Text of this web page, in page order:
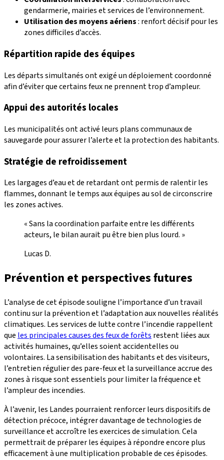
gendarmerie, mairies et services de l’environnement.
Utilisation des moyens aériens: renfort décisif pour les
zones difficiles d’accès.
Répartition rapide des équipes
Les départs simultanés ont exigé un déploiement coordonné
afin d’éviter que certains feux ne prennent trop d’ampleur.
Appui des autorités locales
Les municipalités ont activé leurs plans communaux de
sauvegarde pour assurer l’alerte et la protection des habitants.
Stratégie de refroidissement
Les largages d’eau et de retardant ont permis de ralentir les
flammes, donnant le temps aux équipes au sol de circonscrire
les zones actives.
« Sans la coordination parfaite entre les différents
acteurs, le bilan aurait pu être bien plus lourd. »
Lucas D.
Prévention et perspectives futures
L’analyse de cet épisode souligne l’importance d’un travail
continu sur la prévention et l’adaptation aux nouvelles réalités
climatiques. Les services de lutte contre l’incendie rappellent
que les principales causes des feux de forêts restent liées aux
activités humaines, qu’elles soient accidentelles ou
volontaires. La sensibilisation des habitants et des visiteurs,
l’entretien régulier des pare-feux et la surveillance accrue des
zones à risque sont essentiels pour limiter la fréquence et
l’ampleur des incendies.
À l’avenir, les Landes pourraient renforcer leurs dispositifs de
détection précoce, intégrer davantage de technologies de
surveillance et accroître les exercices de simulation. Cela
permettrait de préparer les équipes à répondre encore plus
efficacement à une multiplication probable de ces épisodes.